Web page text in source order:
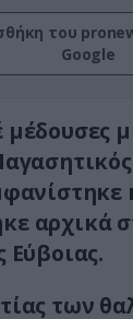
του
Google
αρχικά
Εύβοιας.
των